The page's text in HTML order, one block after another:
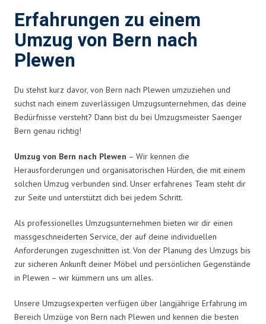
Erfahrungen zu einem
Umzug von Bern nach
Plewen
Du stehst kurz davor, von Bern nach Plewen umzuziehen und
suchst nach einem zuverlässigen Umzugsunternehmen, das deine
Bedürfnisse versteht? Dann bist du bei Umzugsmeister Saenger
Bern genau richtig!
Umzug von Bern nach Plewen – Wir kennen die
Herausforderungen und organisatorischen Hürden, die mit einem
solchen Umzug verbunden sind. Unser erfahrenes Team steht dir
zur Seite und unterstützt dich bei jedem Schritt.
Als professionelles Umzugsunternehmen bieten wir dir einen
massgeschneiderten Service, der auf deine individuellen
Anforderungen zugeschnitten ist. Von der Planung des Umzugs bis
zur sicheren Ankunft deiner Möbel und persönlichen Gegenstände
in Plewen – wir kümmern uns um alles.
Unsere Umzugsexperten verfügen über langjährige Erfahrung im
Bereich Umzüge von Bern nach Plewen und kennen die besten